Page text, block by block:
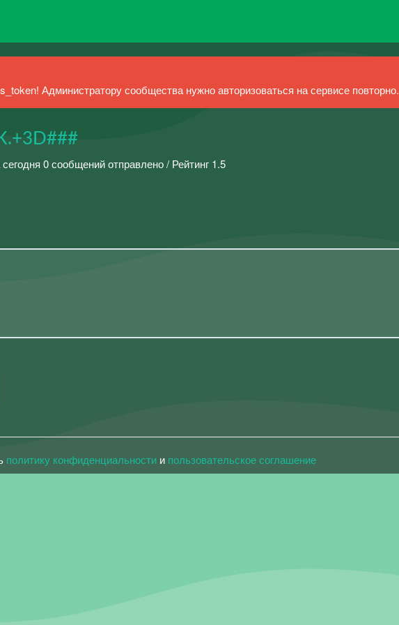
Администратору сообщества нужно авторизоваться на сервисе повторно.
сегодня 0 сообщений отправлено / Рейтинг 1.5
политику конфиденциальности и пользовательское соглашение